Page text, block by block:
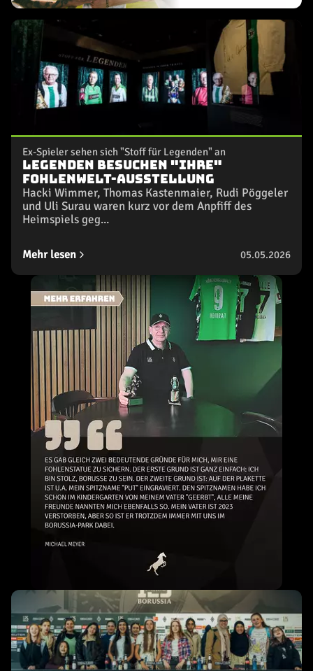
Ex-Spieler sehen sich "Stoff für Legenden" an
Legenden besuchen "ihre"
FohlenWelt-Ausstellung
Hacki Wimmer, Thomas Kastenmaier, Rudi Pöggeler
und Uli Surau waren kurz vor dem Anpfiff des
Heimspiels geg...
Mehr lesen 05.05.2026